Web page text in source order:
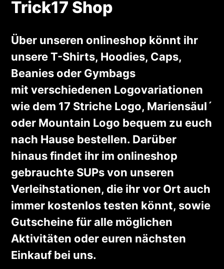
Trick17 Shop
Über unseren onlineshop könnt ihr
unsere T-Shirts, Hoodies, Caps,
Beanies oder Gymbags
mit verschiedenen Logovariationen
wie dem 17 Striche Logo, Mariensäul´
oder Mountain Logo bequem zu euch
nach Hause bestellen. Darüber
hinaus findet ihr im onlineshop
gebrauchte SUPs von unseren
Verleihstationen, die ihr vor Ort auch
immer kostenlos testen könnt, sowie
Gutscheine für alle möglichen
Aktivitäten oder euren nächsten
Einkauf bei uns.